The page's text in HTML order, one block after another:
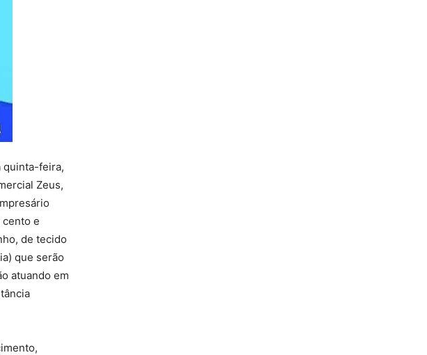
quinta-feira,
Zeus,
e
de tecido
que serão
atuando em